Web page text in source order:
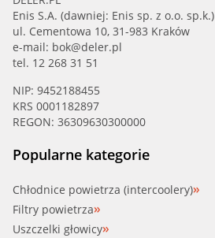
Enis S.A. (dawniej: Enis sp. z o.o. sp.k.)
ul. Cementowa 10, 31-983 Kraków
e-mail: bok@deler.pl
tel. 12 268 31 51
NIP: 9452188455
KRS 0001182897
REGON: 36309630300000
Popularne kategorie
Chłodnice powietrza (intercoolery)
Filtry powietrza
Uszczelki głowicy